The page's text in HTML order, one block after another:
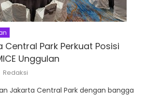
Central Park Perkuat Posisi
Unggulan
Author
Redaksi
Jakarta Central Park dengan bangga